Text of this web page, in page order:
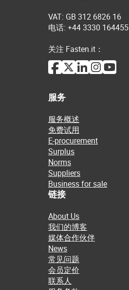
VAT: GB 312 6826 16
电话: +44 3330 164455
关注 Fasten.it：
服务
服务概述
免费试用
E-procurement
Surplus
Norms
Suppliers
Business for sale
链接
About Us
我们的博客
媒体合作伙伴
News
常见问题
会员定价
联系人